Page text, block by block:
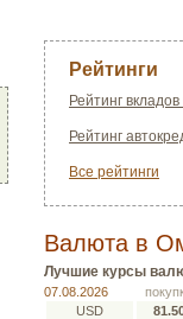
Рейтинги
Рейтинг
Рейтинг
Все рейтинги
Валюта в
Лучшие курсы
07.08.2026
USD